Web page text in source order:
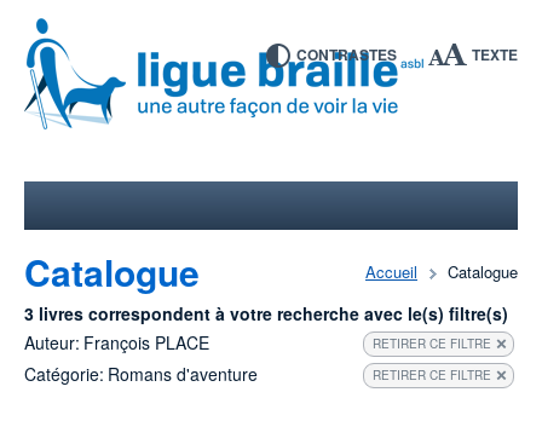
CONTRASTES TEXTE
Accueil Catalogue
Catalogue
3 livres correspondent à votre recherche avec le(s) filtre(s)
Auteur: François PLACE RETIRER CE FILTRE
Catégorie: Romans d'aventure RETIRER CE FILTRE